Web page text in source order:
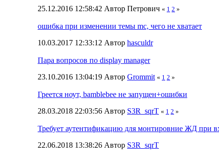
25.12.2016 12:58:42 Автор Петрович « 1 2 »
ошибка при изменении темы mc, чего не хватает
10.03.2017 12:33:12 Автор hasculdr
Пара вопросов по display manager
23.10.2016 13:04:19 Автор Grommit « 1 2 »
Греется ноут, bamblebee не запущен+ошибки
28.03.2018 22:03:56 Автор S3R_sqrT « 1 2 »
Требует аутентификацию для монтировние ЖД при
22.06.2018 13:38:26 Автор S3R_sqrT